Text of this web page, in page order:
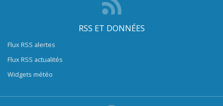
RSS ET DONNÉES
Flux RSS alertes
Flux RSS actualités
Widgets météo